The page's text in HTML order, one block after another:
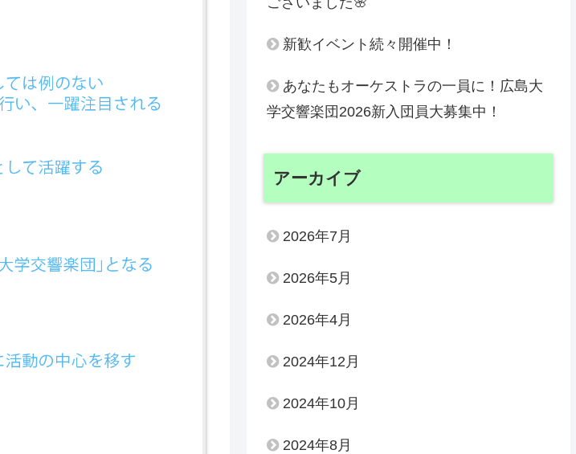
新歓イベント続々開催中！
あなたもオーケストラの一員に！広島大
学交響楽団2026新入団員大募集中！
アーカイブ
2026年7月
2026年5月
2026年4月
2024年12月
2024年10月
2024年8月